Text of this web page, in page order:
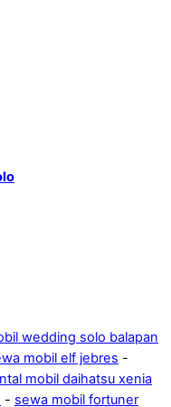
wedding solo balapan
mobil elf jebres -
mobil daihatsu xenia
- sewa mobil fortuner